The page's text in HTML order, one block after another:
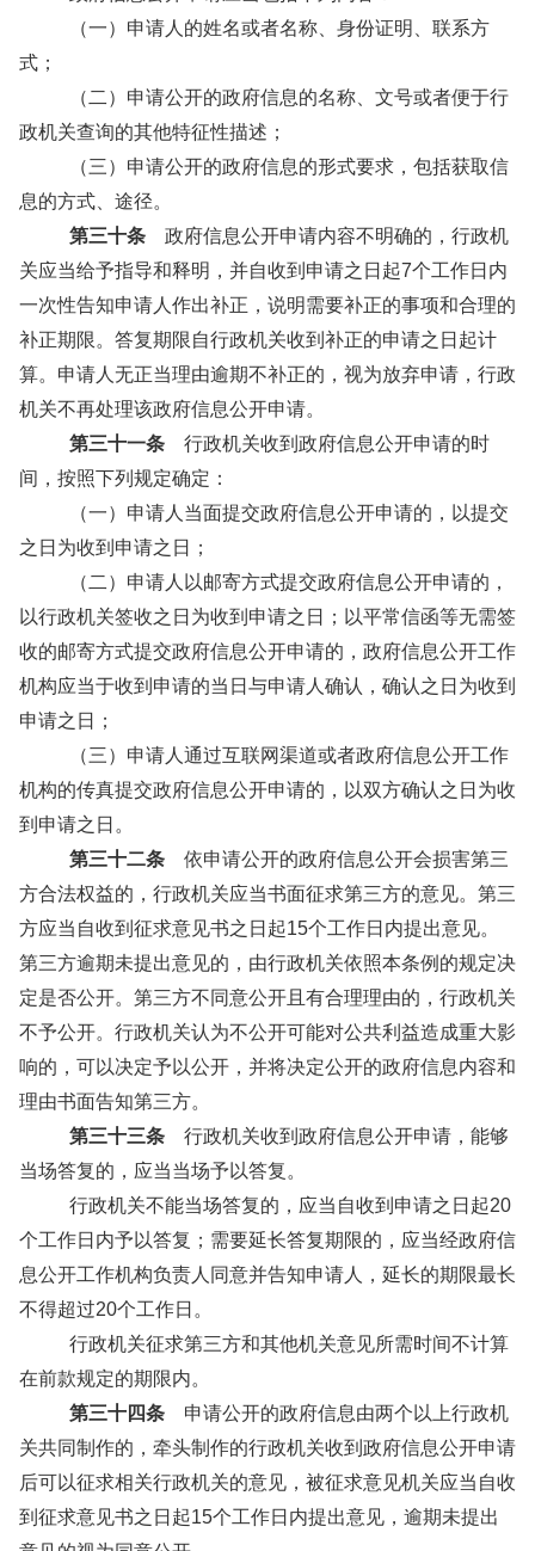
（一）申请人的姓名或者名称、身份证明、联系方
式；
（二）申请公开的政府信息的名称、文号或者便于行
政机关查询的其他特征性描述；
（三）申请公开的政府信息的形式要求，包括获取信
息的方式、途径。
第三十条 政府信息公开申请内容不明确的，行政机
关应当给予指导和释明，并自收到申请之日起7个工作日内
一次性告知申请人作出补正，说明需要补正的事项和合理的
补正期限。答复期限自行政机关收到补正的申请之日起计
算。申请人无正当理由逾期不补正的，视为放弃申请，行政
机关不再处理该政府信息公开申请。
第三十一条 行政机关收到政府信息公开申请的时
间，按照下列规定确定：
（一）申请人当面提交政府信息公开申请的，以提交
之日为收到申请之日；
（二）申请人以邮寄方式提交政府信息公开申请的，
以行政机关签收之日为收到申请之日；以平常信函等无需签
收的邮寄方式提交政府信息公开申请的，政府信息公开工作
机构应当于收到申请的当日与申请人确认，确认之日为收到
申请之日；
（三）申请人通过互联网渠道或者政府信息公开工作
机构的传真提交政府信息公开申请的，以双方确认之日为收
到申请之日。
第三十二条 依申请公开的政府信息公开会损害第三
方合法权益的，行政机关应当书面征求第三方的意见。第三
方应当自收到征求意见书之日起15个工作日内提出意见。
第三方逾期未提出意见的，由行政机关依照本条例的规定决
定是否公开。第三方不同意公开且有合理理由的，行政机关
不予公开。行政机关认为不公开可能对公共利益造成重大影
响的，可以决定予以公开，并将决定公开的政府信息内容和
理由书面告知第三方。
第三十三条 行政机关收到政府信息公开申请，能够
当场答复的，应当当场予以答复。
行政机关不能当场答复的，应当自收到申请之日起20
个工作日内予以答复；需要延长答复期限的，应当经政府信
息公开工作机构负责人同意并告知申请人，延长的期限最长
不得超过20个工作日。
行政机关征求第三方和其他机关意见所需时间不计算
在前款规定的期限内。
第三十四条 申请公开的政府信息由两个以上行政机
关共同制作的，牵头制作的行政机关收到政府信息公开申请
后可以征求相关行政机关的意见，被征求意见机关应当自收
到征求意见书之日起15个工作日内提出意见，逾期未提出